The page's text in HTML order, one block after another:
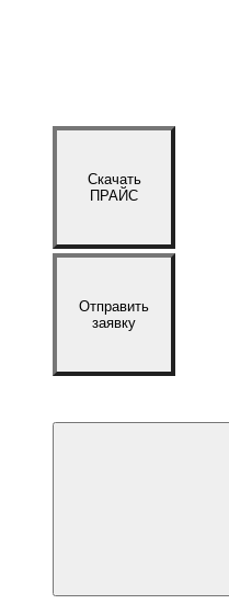
Скачать
ПРАЙС
Отправить
заявку